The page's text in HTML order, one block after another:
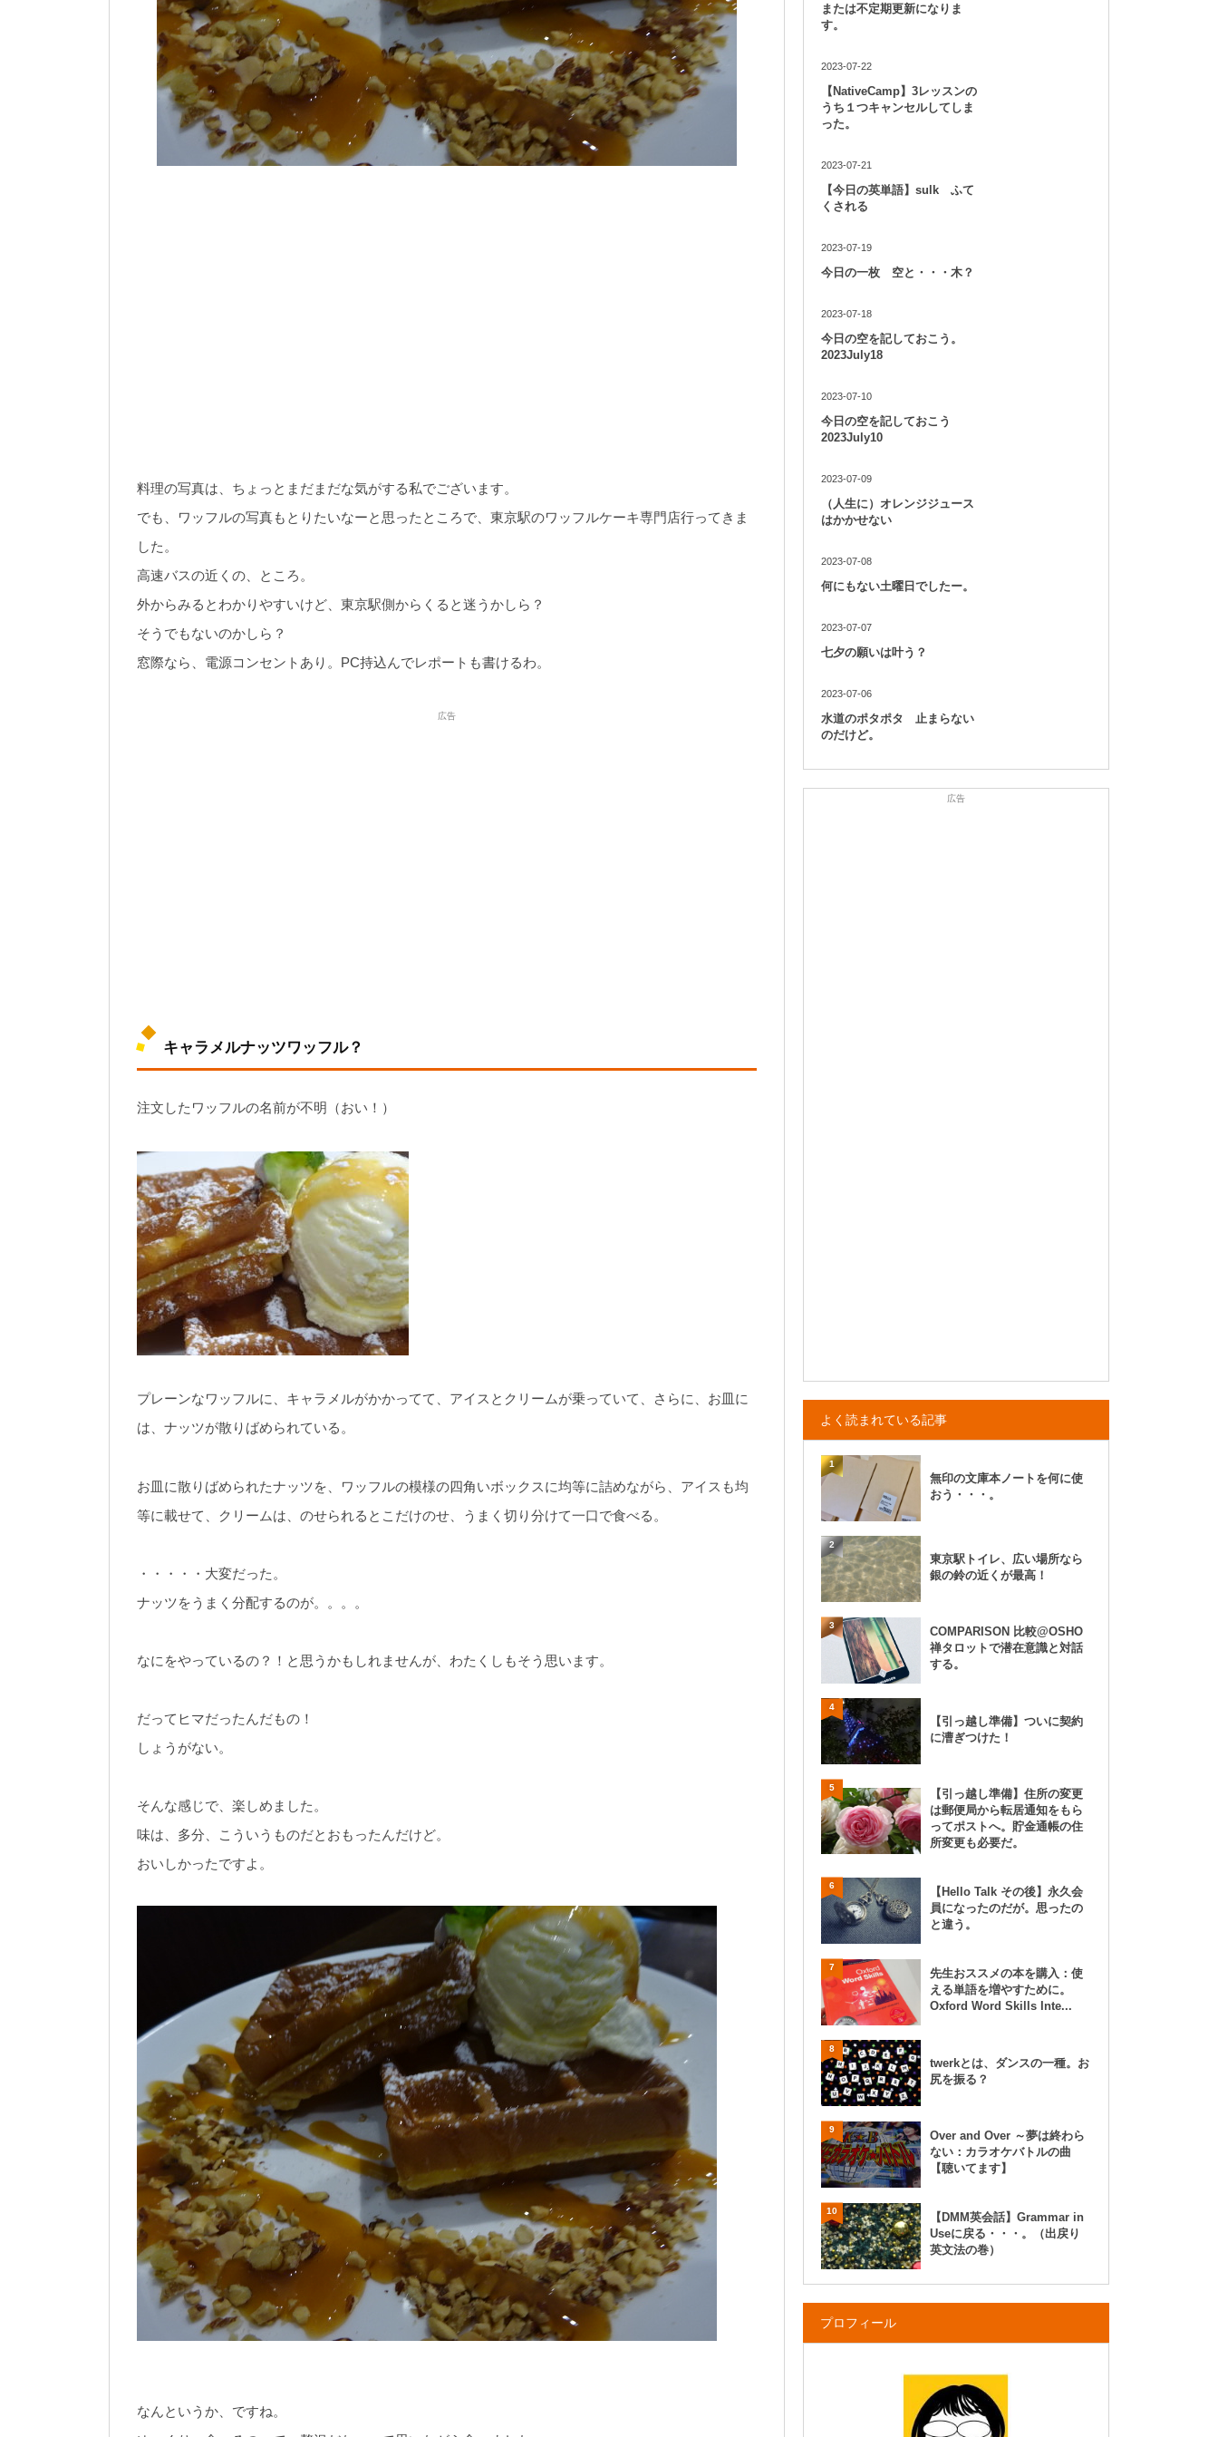
料理の写真は、ちょっとまだまだな気がする私でございます。
でも、ワッフルの写真もとりたいなーと思ったところで、東京駅のワッフルケーキ専門店行ってきま
した。
高速バスの近くの、ところ。
外からみるとわかりやすいけど、東京駅側からくると迷うかしら？
そうでもないのかしら？
窓際なら、電源コンセントあり。PC持込んでレポートも書けるわ。
広告
キャラメルナッツワッフル？
注文したワッフルの名前が不明（おい！）
プレーンなワッフルに、キャラメルがかかってて、アイスとクリームが乗っていて、さらに、お皿に
は、ナッツが散りばめられている。
お皿に散りばめられたナッツを、ワッフルの模様の四角いボックスに均等に詰めながら、アイスも均
等に載せて、クリームは、のせられるとこだけのせ、うまく切り分けて一口で食べる。
・・・・・大変だった。
ナッツをうまく分配するのが。。。。
なにをやっているの？！と思うかもしれませんが、わたくしもそう思います。
だってヒマだったんだもの！
しょうがない。
そんな感じで、楽しめました。
味は、多分、こういうものだとおもったんだけど。
おいしかったですよ。
なんというか、ですね。
または不定期更新になりま
す。
2023-07-22
【NativeCamp】3レッスンの
うち１つキャンセルしてしま
った。
2023-07-21
【今日の英単語】sulk ふて
くされる
2023-07-19
今日の一枚 空と・・・木？
2023-07-18
今日の空を記しておこう。
2023July18
2023-07-10
今日の空を記しておこう
2023July10
2023-07-09
（人生に）オレンジジュース
はかかせない
2023-07-08
何にもない土曜日でしたー。
2023-07-07
七夕の願いは叶う？
2023-07-06
水道のポタポタ 止まらない
のだけど。
広告
よく読まれている記事
1
無印の文庫本ノートを何に使
おう・・・。
2
東京駅トイレ、広い場所なら
銀の鈴の近くが最高！
3
COMPARISON 比較@OSHO
禅タロットで潜在意識と対話
する。
4
【引っ越し準備】ついに契約
に漕ぎつけた！
5
【引っ越し準備】住所の変更
は郵便局から転居通知をもら
ってポストへ。貯金通帳の住
所変更も必要だ。
6
【Hello Talk その後】永久会
員になったのだが。思ったの
と違う。
7
先生おススメの本を購入：使
える単語を増やすために。
Oxford Word Skills Inte...
8
twerkとは、ダンスの一種。お
尻を振る？
9
Over and Over ～夢は終わら
ない：カラオケバトルの曲
【聴いてます】
10
【DMM英会話】Grammar in
Useに戻る・・・。（出戻り
英文法の巻）
プロフィール